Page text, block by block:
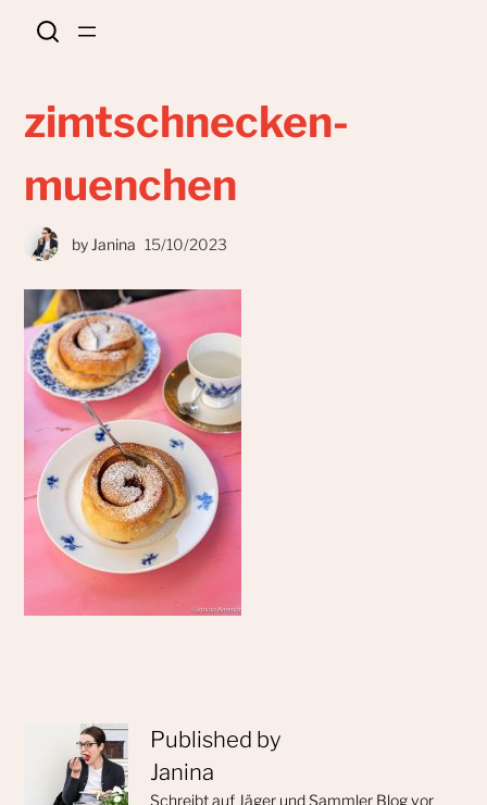
zimtschnecken-
muenchen
by Janina 15/10/2023
Published by
Janina
Schreibt auf Jäger und Sammler Blog vor